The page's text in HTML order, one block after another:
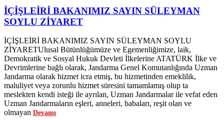
EMUJAD YÖETİM KURULU VE ÜYELERİMİZ İLE
BİRLİKTE OYAK TOPLANTISINA KATILIM
SAĞLADIK.
BİRLİKTE ANITKABİR ZİYARETİMİZ. 09.12.2025
Şehit Mehmet DEMİRBAŞ 11.07.2026
İÇİŞLEİRİ BAKANIMIZ SAYIN SÜLEYMAN
SOYLU ZİYARET
İÇİŞLEİRİ BAKANIMIZ SAYIN SÜLEYMAN SOYLU
ZİYARET​Ulusal Bütünlüğümüze ve Egemenliğimize, laik,
Demokratik ve Sosyal Hukuk Devleti İlkelerine ATATÜRK İlke ve
Devrimlerine bağlı olarak, Jandarma Genel Komutanlığında Uzman
Jandarma olarak hizmet icra etmiş, bu hizmetinden emeklilik,
maluliyet veya zorunlu hizmet süresini tamamlamış olup ta
meslekten kendi isteği ile ayrılan, Uzman Jandarmalar ile vefat eden
Uzman Jandarmaların eşleri, anneleri, babaları, reşit olan ve
olmayan Devamı